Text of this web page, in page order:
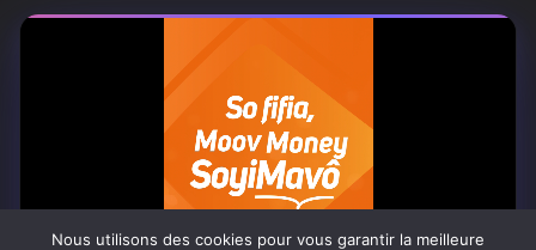
SUIVEZ NOUS
Nous utilisons des cookies pour vous garantir la meilleure